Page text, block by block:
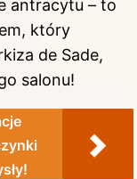
antracytu – to
który
de Sade,
salonu!